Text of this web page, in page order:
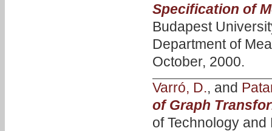
Specification of
Budapest
Department of
October, 2000.
Varró, D., and
of Graph
of Technology